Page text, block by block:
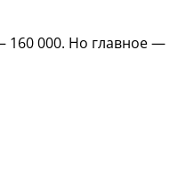
160 000. Но главное —